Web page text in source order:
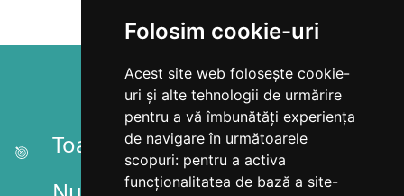
Folosim cookie-uri
Acest site web folosește cookie-
uri și alte tehnologii de urmărire
pentru a vă îmbunătăți experiența
de navigare în următoarele
scopuri: pentru a activa
funcționalitatea de bază a site-
Contacteaza-ne
Toate articolele